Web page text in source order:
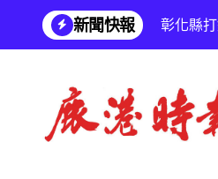
content
新聞快報
彰化縣
鹿港文開
SUM順